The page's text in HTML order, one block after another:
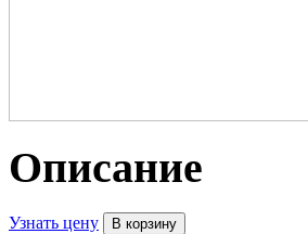
Описание
Узнать цену